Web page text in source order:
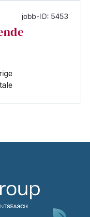
jobb-ID: 5453